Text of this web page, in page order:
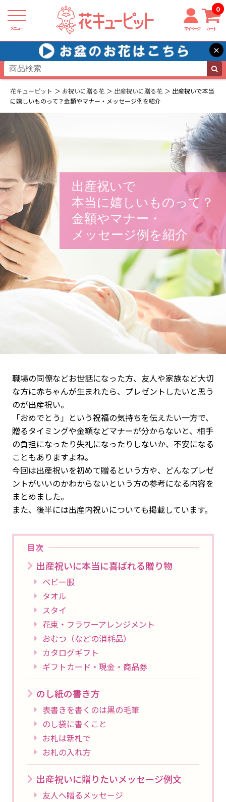
メニュー マイページ カート
0
×
花キューピット お祝いに贈る花 出産祝いに贈る花
出産祝いで本当
に嬉しいものって？金額やマナー・メッセージ例を紹介
出産祝いで
本当に嬉しいものって？
金額やマナー・
メッセージ例を紹介
職場の同僚などお世話になった方、友人や家族など大切
な方に赤ちゃんが生まれたら、プレゼントしたいと思う
のが出産祝い。
「おめでとう」という祝福の気持ちを伝えたい一方で、
贈るタイミングや金額などマナーが分からないと、相手
の負担になったり失礼になったりしないか、不安になる
こともありますよね。
今回は出産祝いを初めて贈るという方や、どんなプレゼ
ントがいいのかわからないという方の参考になる内容を
まとめました。
また、後半には出産内祝いについても掲載しています。
目次
出産祝いに本当に喜ばれる贈り物
ベビー服
タオル
スタイ
花束・フラワーアレンジメント
おむつ（などの消耗品）
カタログギフト
ギフトカード・現金・商品券
のし紙の書き方
表書きを書くのは黒の毛筆
のし袋に書くこと
お札は新札で
お札の入れ方
出産祝いに贈りたいメッセージ例文
友人へ贈るメッセージ